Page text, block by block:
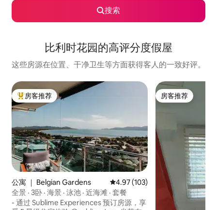
搜索
比利时花园的高评分度假屋
这些房源在位置、干净卫生等方面获得客人的一致好评。
热门「房客推荐」
房客推荐
公寓 ｜ Belgian Gardens 平均评分 4.97 分（满分 5 分），
4.97 (103)
全景 · 3卧 · 海景 · 泳池 · 近海滩 · 套餐
- 通过 Sublime Experiences 预订房源，享
房客推荐
房客推荐